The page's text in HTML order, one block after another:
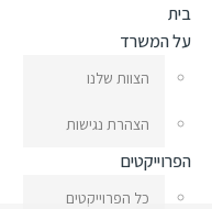
בית
על המשרד
הצוות שלנו
הצהרת נגישות
הפרוייקטים
כל הפרוייקטים